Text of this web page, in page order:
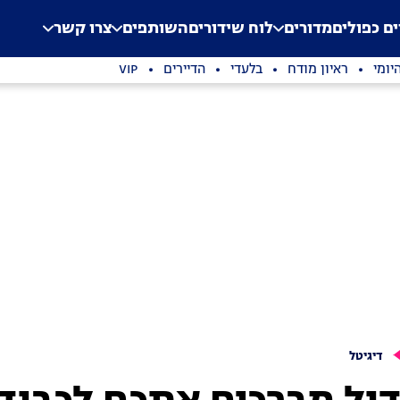
Application error: a
. כפוליםמדורים לוח שידוריםהשותפים צרו קשר
ראיון מודח בלעדי הדיירים VIP
דיגיטל